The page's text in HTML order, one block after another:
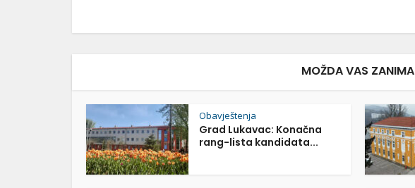
MOŽDA VAS ZANIMA
Obavještenja
Grad Lukavac: Konačna
rang-lista kandidata...